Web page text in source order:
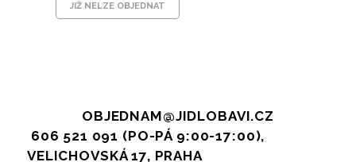
JIŽ NELZE OBJEDNAT
OBJEDNAM@JIDLOBAVI.CZ
606 521 091 (PO-PÁ 9:00-17:00),
VELICHOVSKÁ 17, PRAHA